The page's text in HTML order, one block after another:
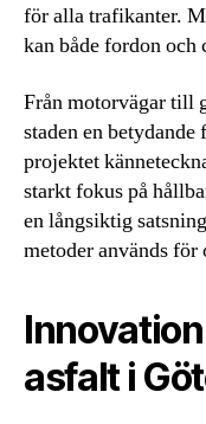
för alla trafikanter.
kan både fordon
Från motorvägar till
staden en
projektet
starkt fokus på
en långsiktig
metoder används
asfalt i